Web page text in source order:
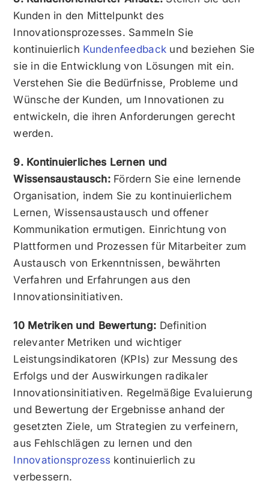
Kunden in den Mittelpunkt des
Innovationsprozesses. Sammeln Sie
kontinuierlich Kundenfeedback und beziehen Sie
sie in die Entwicklung von Lösungen mit ein.
Verstehen Sie die Bedürfnisse, Probleme und
Wünsche der Kunden, um Innovationen zu
entwickeln, die ihren Anforderungen gerecht
werden.
9. Kontinuierliches Lernen und
Wissensaustausch:Fördern Sie eine lernende
Organisation, indem Sie zu kontinuierlichem
Lernen, Wissensaustausch und offener
Kommunikation ermutigen. Einrichtung von
Plattformen und Prozessen für Mitarbeiter zum
Austausch von Erkenntnissen, bewährten
Verfahren und Erfahrungen aus den
Innovationsinitiativen.
10 Metriken und Bewertung: Definition
relevanter Metriken und wichtiger
Leistungsindikatoren (KPIs) zur Messung des
Erfolgs und der Auswirkungen radikaler
Innovationsinitiativen. Regelmäßige Evaluierung
und Bewertung der Ergebnisse anhand der
gesetzten Ziele, um Strategien zu verfeinern,
aus Fehlschlägen zu lernen und den
Innovationsprozess kontinuierlich zu
verbessern.